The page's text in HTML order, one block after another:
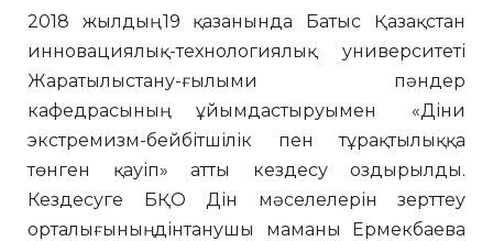
2018 жылдың 19 қазанында Батыс Қазақстан
инновациялық-технологиялық университеті
Жаратылыстану-ғылыми пәндер
кафедрасының ұйымдастыруымен «Діни
экстремизм-бейбітшілік пен тұрақтылыққа
төнген қауіп» атты кездесу оздырылды.
Кездесуге БҚО Дін мәселелерін зерттеу
орталығының дінтанушы маманы Ермекбаева